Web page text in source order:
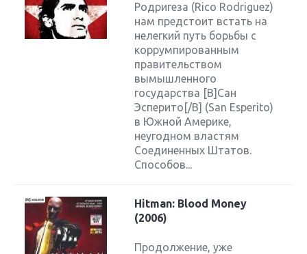
Родригеза (Rico Rodriguez)
нам предстоит встать на
нелегкий путь борьбы с
коррумпированным
правительством
вымышленного
государства [B]Сан
Эсперито[/B] (San Esperito)
в Южной Америке,
неугодном властям
Соединенных Штатов.
Способов...
Hitman: Blood Money
(2006)
Продолжение, уже